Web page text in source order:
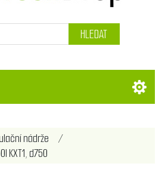
HLEDAT
nádrže
/
KXT1, d750